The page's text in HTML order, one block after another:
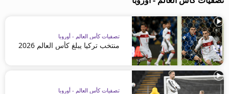
تصفيات كأس العالم - أوروبا
منتخب تركيا يبلغ كأس العالم 2026
تصفيات كأس العالم - أوروبا